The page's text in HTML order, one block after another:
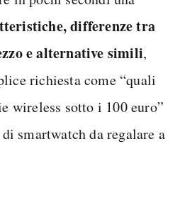
differenze tra
e alternative simili,
richiesta come “quali
wireless sotto i 100 euro”
smartwatch da regalare a